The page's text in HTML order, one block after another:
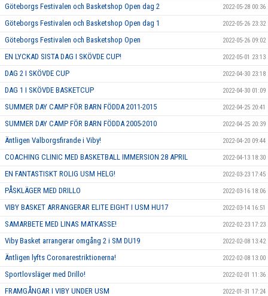
Göteborgs Festivalen och Basketshop Open dag 2 2022-05-28 00:36
Göteborgs Festivalen och Basketshop Open dag 1 2022-05-26 23:32
Göteborgs Festivalen och Basketshop Open 2022-05-26 09:02
EN LYCKAD SISTA DAG I SKÖVDE CUP! 2022-05-01 23:13
DAG 2 I SKÖVDE CUP 2022-04-30 23:18
DAG 1 I SKÖVDE BASKETCUP 2022-04-30 01:09
SUMMER DAY CAMP FÖR BARN FÖDDA 2011-2015 2022-04-25 20:41
SUMMER DAY CAMP FÖR BARN FÖDDA 2005-2010 2022-04-25 20:39
Äntligen Valborgsfirande i Viby! 2022-04-20 09:44
COACHING CLINIC MED BASKETBALL IMMERSION 28 APRIL 2022-04-13 18:30
EN FANTASTISKT ROLIG USM HELG! 2022-03-23 17:45
PÅSKLÄGER MED DRILLO 2022-03-16 18:06
VIBY BASKET ARRANGERAR ELITE EIGHT I USM HU17 2022-03-14 16:51
SAMARBETE MED LINAS MATKASSE! 2022-02-23 17:23
Viby Basket arrangerar omgång 2 i SM DU19 2022-02-08 13:42
Äntligen lyfts Coronarestriktionerna! 2022-02-08 13:00
Sportlovsläger med Drillo! 2022-02-01 11:36
FRAMGÅNGAR I VIBY UNDER USM 2022-01-31 17:24